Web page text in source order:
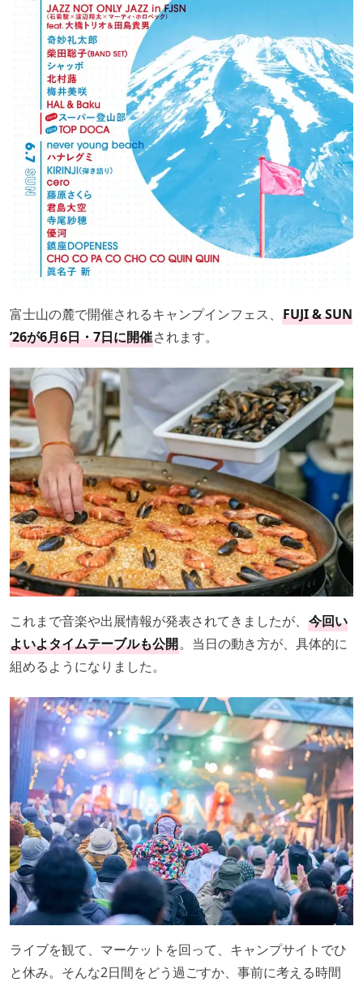
富士山の麓で開催されるキャンプインフェス、 FUJI & SUN
’26が6月6日・7日に開催されます。
これまで音楽や出展情報が発表されてきましたが、 今回い
よいよタイムテーブルも公開。当日の動き方が、具体的に
組めるようになりました。
ライブを観て、マーケットを回って、キャンプサイトでひ
と休み。そんな2日間をどう過ごすか、事前に考える時間